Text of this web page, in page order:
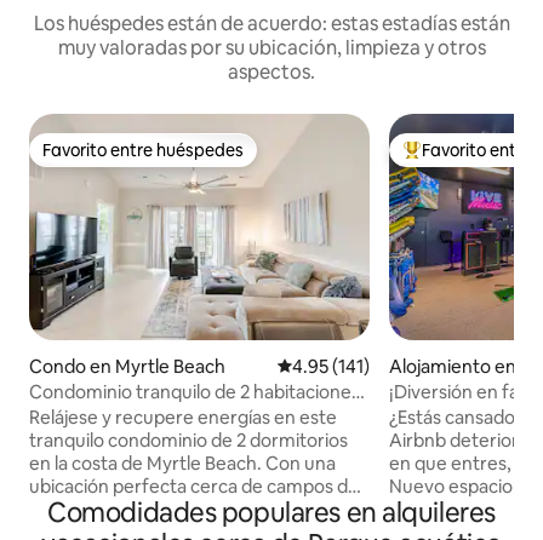
Los huéspedes están de acuerdo: estas estadías están
muy valoradas por su ubicación, limpieza y otros
aspectos.
Favorito entre huéspedes
Favorito entre huéspedes
Condo en Myrtle Beach Calificación promedio: 4.95 de
4.95 (141)
Condominio tranquilo de 2 habitaciones
en la costa • Piscina • Cerca del golf y la
playa
Relájese y recupere energías en este
tranquilo condominio de 2 dormitorios
en la costa de Myrtle Beach. Con una
ubicación perfecta cerca de campos de
golf y a pocos minutos de la playa,
restaurantes y tiendas, este moderno
Favorito entre
Favorito entre
Alojamiento en
h
¡Diversión en
Aquarium Rm
¿Estás cansado
Airbnb
en que entres,
Nuevo espacio
reluciente 🌊
temática de
Comodidades populares en alquileres